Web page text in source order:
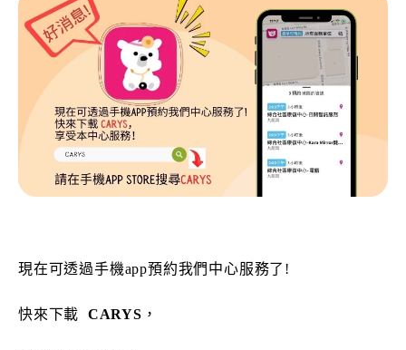
現在可透過手機app預約我們中心服務了!
快來下載 CARYS ，